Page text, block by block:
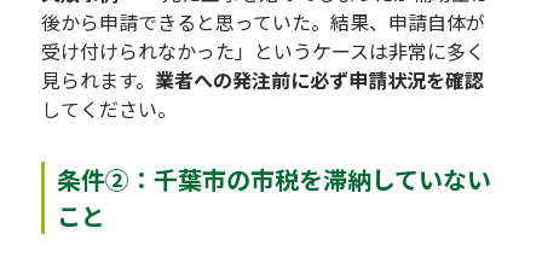
後から申請できると思っていた。結果、申請自体が
受け付けられなかった」というケースは非常に多く
見られます。 業者への発注前に必ず申請状況を確認
してください。
条件②：千葉市の市税を滞納していない
こと